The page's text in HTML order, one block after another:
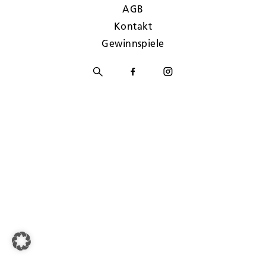
AGB
Kontakt
Gewinnspiele